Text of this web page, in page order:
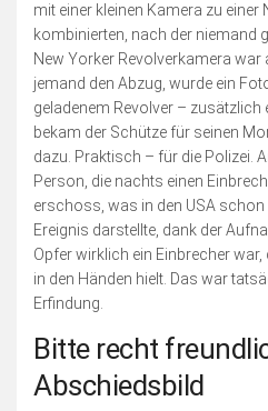
mit einer kleinen Kamera zu
kombinierten, nach der niemand
New Yorker Revolverkamera
jemand den Abzug, wurde ein
geladenem Revolver – zusätzlich
bekam der Schütze für seinen
dazu. Praktisch – für die Polizei.
Person, die nachts einen
erschoss, was in den USA
Ereignis darstellte, dank der
Opfer wirklich ein Einbrecher
in den Händen hielt. Das war
Erfindung.
Bitte recht
Abschiedsbild